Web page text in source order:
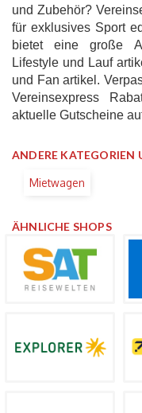
und Zubehör?
für exklusives Sport
bietet eine große
Lifestyle und Lauf
und Fan artikel.
Vereinsexpress
aktuelle Gutscheine
ANDERE KATEGORIEN
Mietwagen
ÄHNLICHE SHOPS